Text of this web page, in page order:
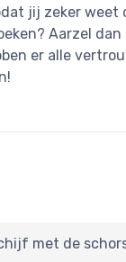
jij zeker
Aarzel
er alle
met de